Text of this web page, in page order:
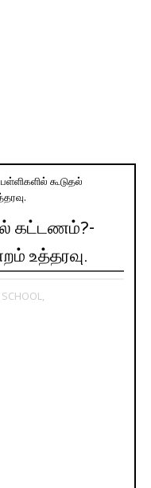
கூடுதல்
கட்டணம்?-
உத்தரவு.
SCHOOL,